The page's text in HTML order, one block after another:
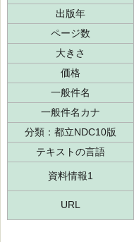
出版年
ページ数
大きさ
価格
一般件名
一般件名カナ
分類：都立NDC10版
テキストの言語
資料情報1
URL